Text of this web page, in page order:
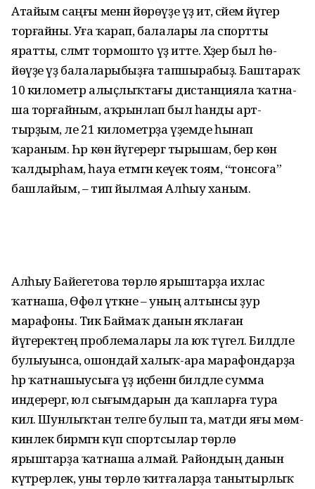
Атайым саңғы ме­нән йөрөүҙе үҙ итә, әсәйем йү­герә
торғайны. Уға ҡарап, балалары ла спортты
яратты, сәләмәт тормошто үҙ итте. Хәҙер был һө­
йөүҙе үҙ балала­рыбыҙға тапшы­рабыҙ. Баштараҡ
10 километр алыҫ­лыҡтағы дистанцияла ҡатна­
ша торғайным, аҡрынлап был һан­ды арт­
тырҙым, әле 21 кило­метрҙа үҙемде һынап
ҡараным. Һәр көн йүгерергә тырышам, бер көн
ҡалдырһам, һауа етмәгән кеүек тоям, “тонсоға”
башлайым, – тип йылмая Алһыу ханым.
Алһыу Байегетова төрлө ярыштарҙа ихлас
ҡатнаша, Өфөлә үткәне – уның алтынсы ҙур
марафоны. Тик Баймаҡ данын яҡлаған
йүгеректең проблемалары ла юҡ түгел. Билдәле
булы­уынса, ошондай халыҡ-ара марафондарҙа
һәр ҡатна­шыу­сыға үҙ иҫәбенән билдәле сумма
индерергә, юл сығымдарын да ҡап­ларға тура
килә. Шунлыҡтан те­ләге булып та, матди яғы мөм­
кинлек бирмәгән күп спортсылар төрлө
ярыштарҙа ҡатнаша алмай. Райондың данын
күтәрерлек, уны төрлө ҡитғаларҙа танытырлыҡ